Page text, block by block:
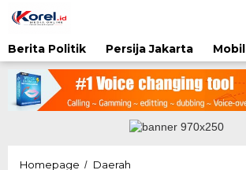
ke
Berita Politik
Persija Jakarta Mobil
Homepage / Daerah